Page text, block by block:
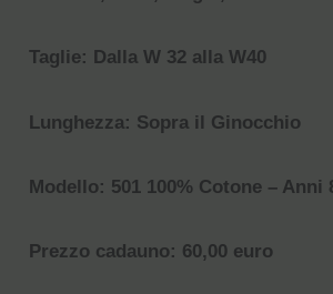
Taglie: Dalla W 32 alla W40
Lunghezza: Sopra il Ginocchio
Modello: 501 100% Cotone – Anni
Prezzo cadauno: 60,00 euro